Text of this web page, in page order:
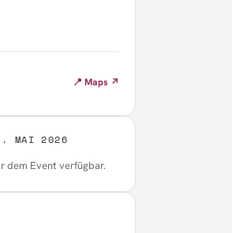
📍 Maps ↗
MAI 2026
dem Event verfügbar.